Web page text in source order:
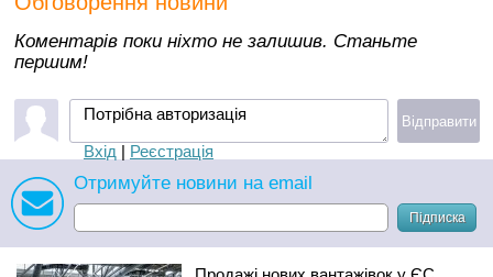
Коментарів поки ніхто не залишив. Станьте
першим!
Потрібна авторизація
Вхід | Реєстрація
Відправити
Отримуйте новини на email
Підписка